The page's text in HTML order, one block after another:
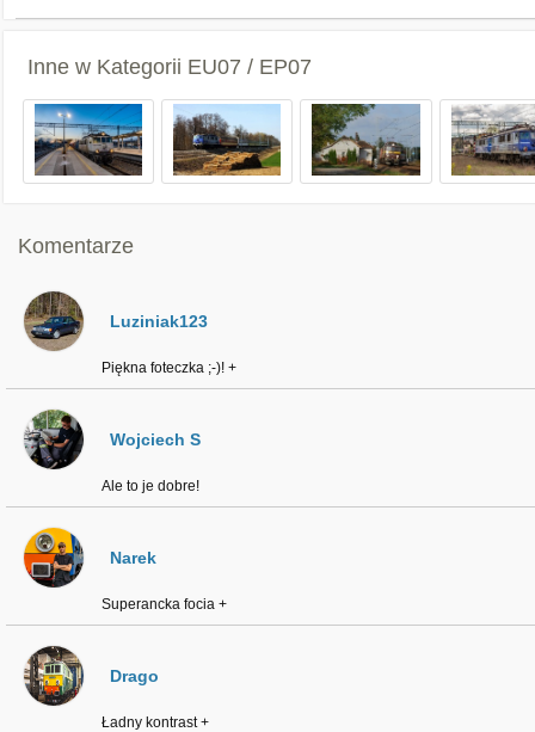
Inne w Kategorii EU07 / EP07
Komentarze
Luziniak123
Piękna foteczka ;-)! +
Wojciech S
Ale to je dobre!
Narek
Superancka focia +
Drago
Ładny kontrast +